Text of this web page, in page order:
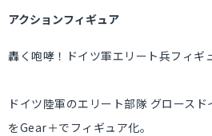
アクションフィギュア
轟く咆哮！ドイツ軍エリート兵フィギ
ドイツ陸軍のエリート部隊 グロース
をGear＋でフィギュア化。